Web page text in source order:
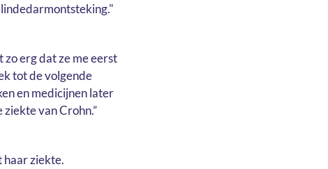
zo erg dat ze me eerst
tot de volgende
en medicijnen later
van Crohn.”
haar ziekte.